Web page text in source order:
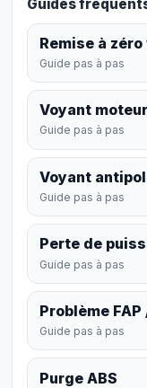
Guides
Remise à
Guide pas à pas
Voyant
Guide pas à pas
Voyant
Guide pas à pas
Perte de
Guide pas à pas
Problème
Guide pas à pas
Purge ABS